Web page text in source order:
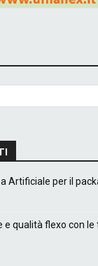
Artificiale per il
e qualità flexo con le